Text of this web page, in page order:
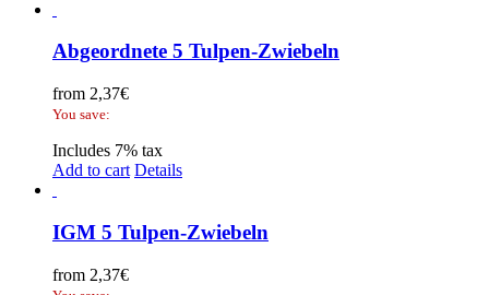
Abgeordnete 5 Tulpen-Zwiebeln
from 2,37€
You save:
Includes 7% tax
Add to cart Details
IGM 5 Tulpen-Zwiebeln
from 2,37€